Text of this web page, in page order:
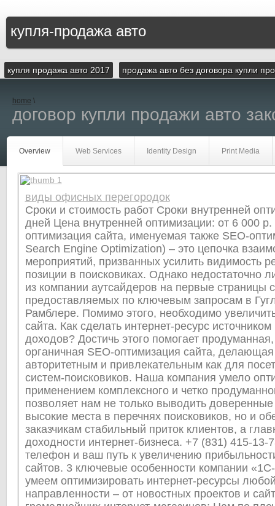
купля-продажа авто
купля продажа авто 2017 продажа авто без договора купли
home \
договор купли продажи авто
Overview Web Services Identity Design Print Media
виды офисных перегородок
Сроки и стоимость работ Сроки внутренней
дней Цена внутренней оптимизации: от 6 000
оптимизация сайта, именуемая также SEO-
Search Engine Optimization) – это цепочка
мероприятий, призванных усилить видимость
позиции в поисковиках. Однако недостаточно
из компании аутсайдеров на первые страницы
предоставляемых по ключевым запросам в
Рамблере. Помимо этого, необходимо
сайта. Как сделать интернет-ресурс
доходов? Достичь этого помогает
органичная SEO-оптимизация сайта, делающая
авторитетным и привлекательным как для
систем-поисковиков. Наша компания умело
применением комплексного и четко
позволяет нам не только выводить
высокие места в перечнях поисковиков, но и
заказчикам стабильный приток клиентов, а
доходности интернет-бизнеса. +7 (831) 415-13-
телефон и ваш путь к увеличению
сайтов. 3 ключевые особенности компании
умеем оптимизировать интернет-ресурсы
направленности – от новостных проектов и